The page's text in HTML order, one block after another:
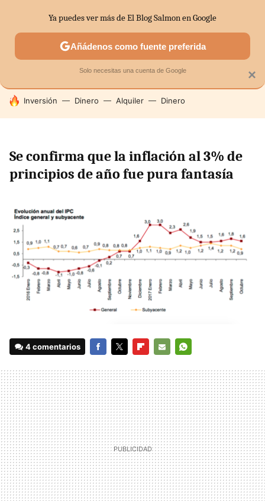
SECTORES ECONOMÍA DOMÉSTICA MERCADOS
HOY SE HABLA DE
Inversión Dinero Alquiler Dinero
Se confirma que la inflación al 3% de
principios de año fue pura fantasía
4 comentarios
MAIL
×
Ya puedes ver más de El Blog Salmon en Google
Añádenos como fuente preferida
Solo necesitas una cuenta de Google